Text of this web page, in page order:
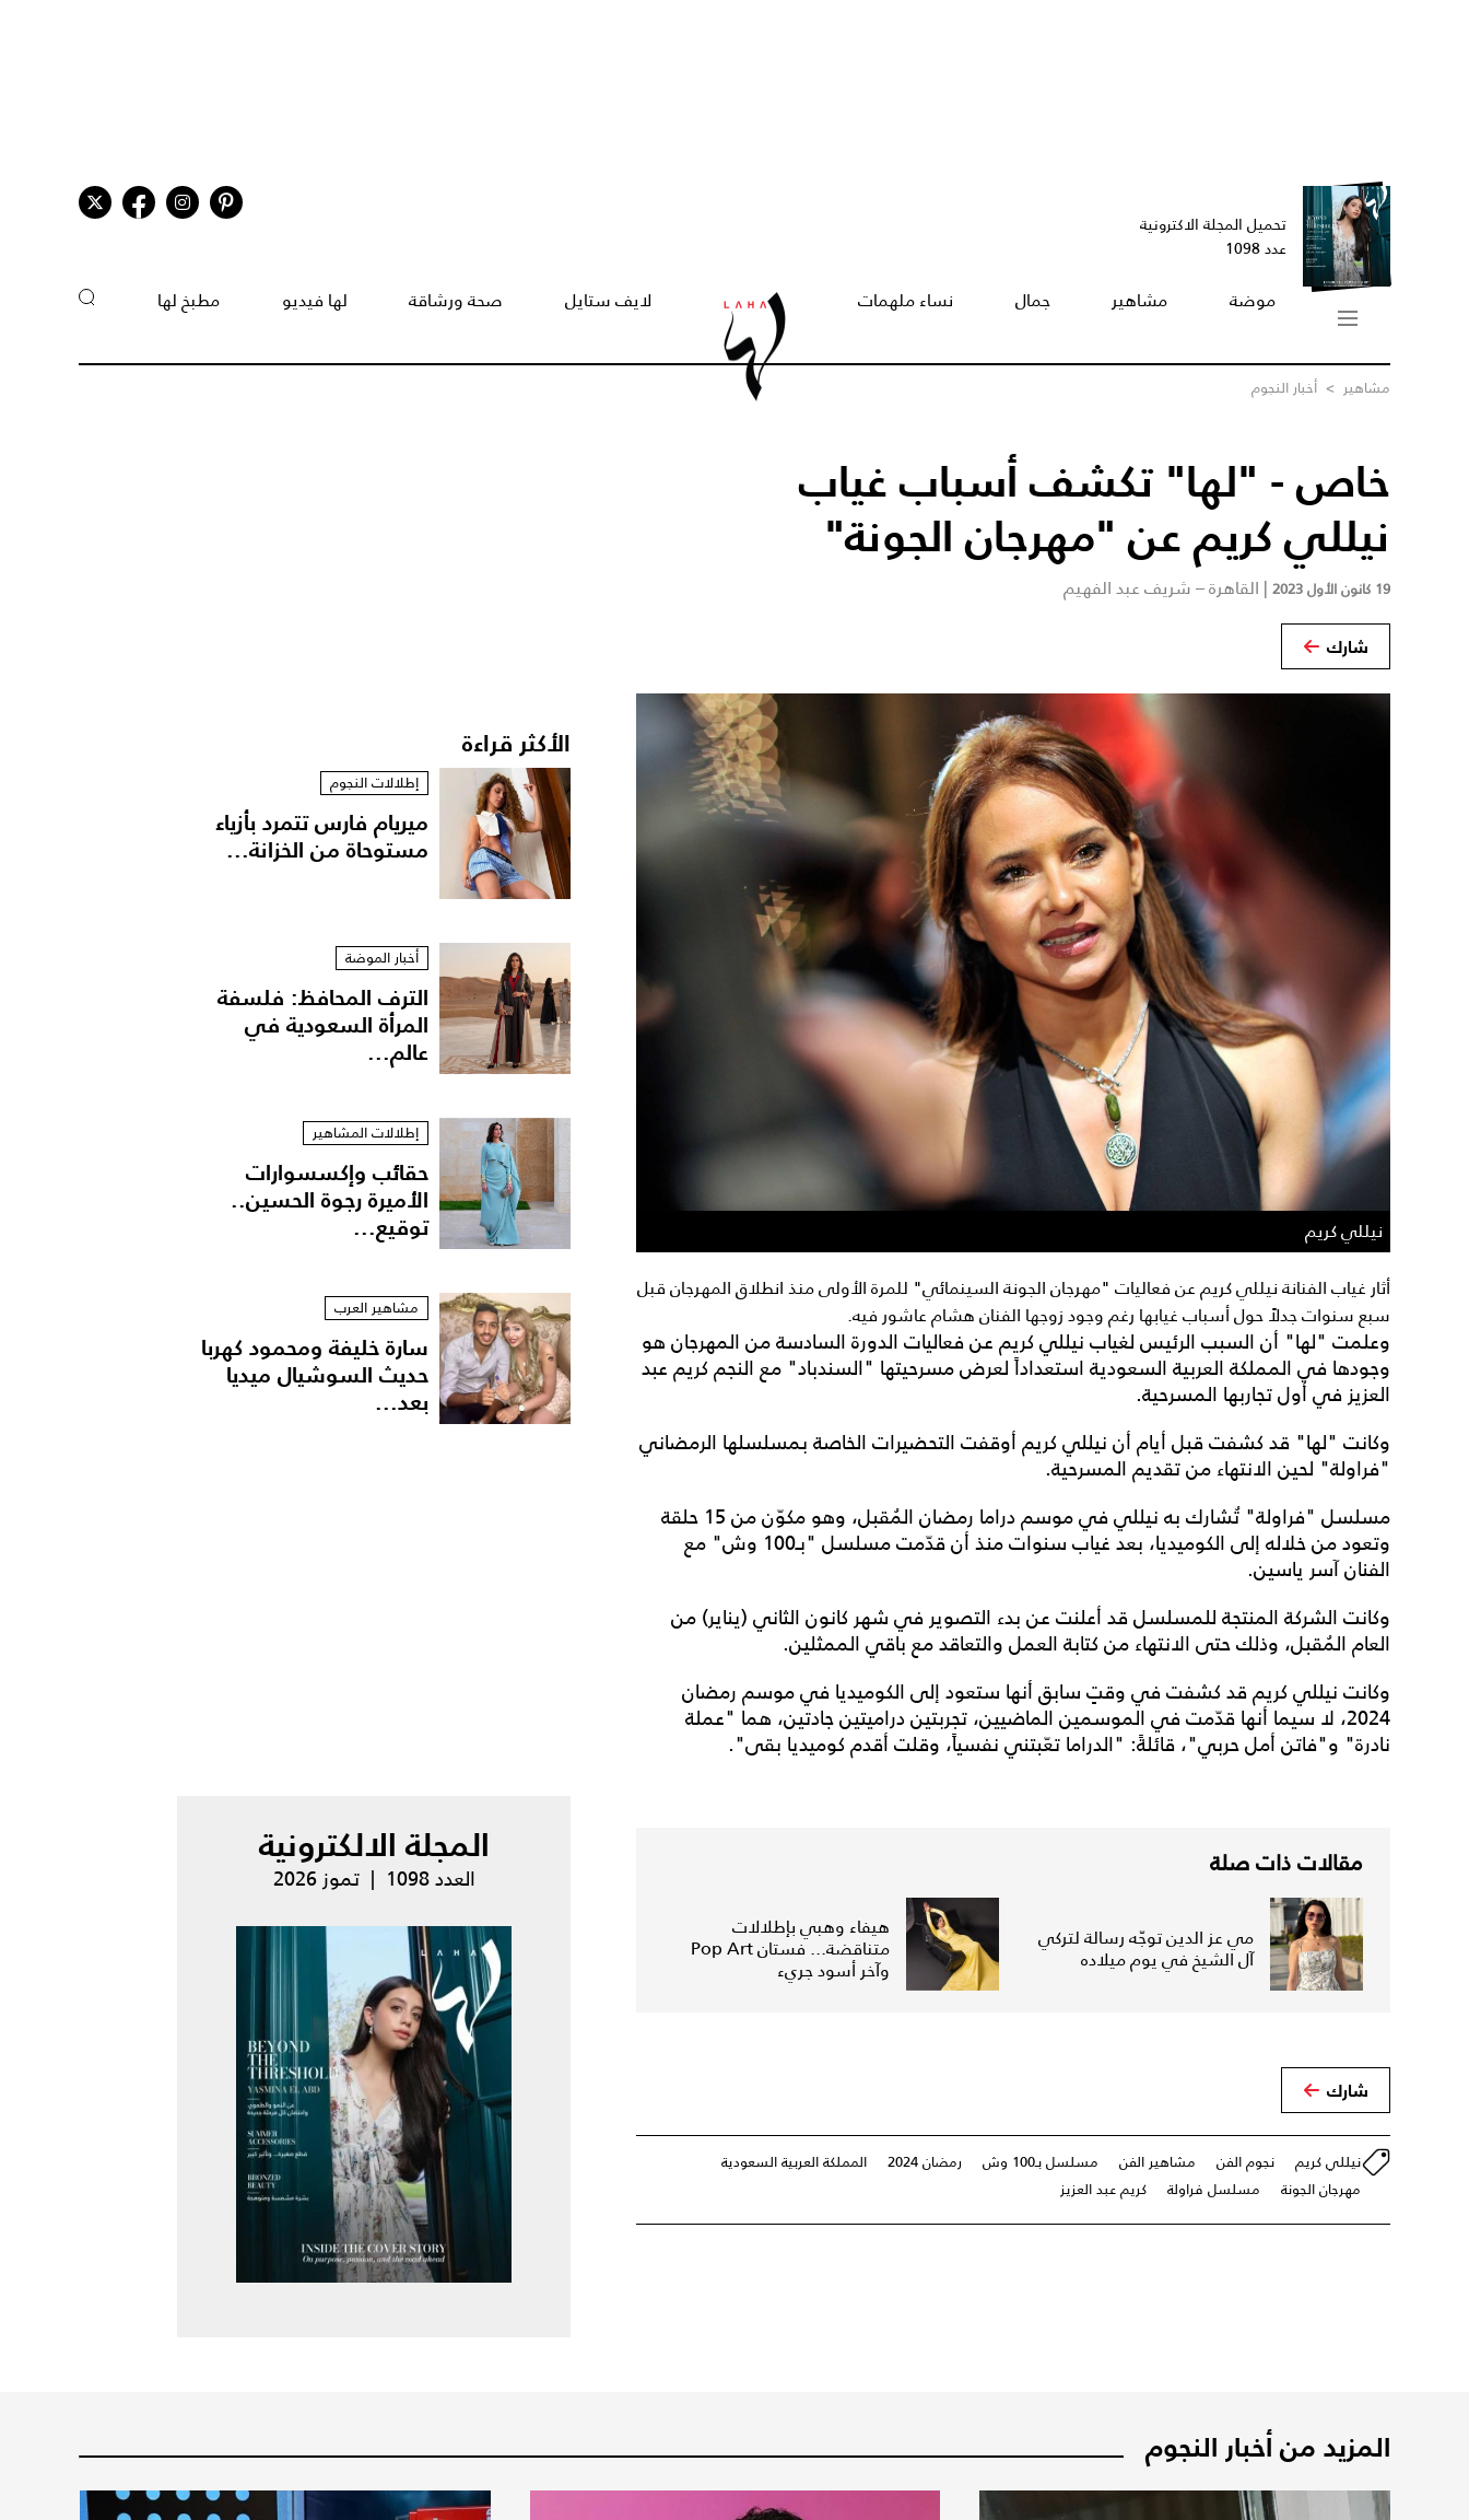
تحميل المجلة الاكترونية
عدد 1098
موضة مشاهير جمال نساء ملهمات لايف ستايل صحة ورشاقة لها فيديو مطبخ لها
مشاهير > أخبار النجوم
خاص - "لها" تكشف أسباب غياب
نيللي كريم عن "مهرجان الجونة"
19 كانون الأول 2023 | القاهرة – شريف عبد الفهيم
شارك
نيللي كريم
أثار غياب الفنانة نيللي كريم عن فعاليات "مهرجان الجونة السينمائي" للمرة الأولى منذ انطلاق المهرجان قبل
سبع سنوات جدلاً حول أسباب غيابها رغم وجود زوجها الفنان هشام عاشور فيه.
وعلمت "لها" أن السبب الرئيس لغياب نيللي كريم عن فعاليات الدورة السادسة من المهرجان هو
وجودها في المملكة العربية السعودية استعداداً لعرض مسرحيتها "السندباد" مع النجم كريم عبد
العزيز في أول تجاربها المسرحية.
وكانت "لها" قد كشفت قبل أيام أن نيللي كريم أوقفت التحضيرات الخاصة بمسلسلها الرمضاني
"فراولة" لحين الانتهاء من تقديم المسرحية.
مسلسل "فراولة" تُشارك به نيللي في موسم دراما رمضان المُقبل، وهو مكوّن من 15 حلقة
وتعود من خلاله إلى الكوميديا، بعد غياب سنوات منذ أن قدّمت مسلسل "بـ100 وش" مع
الفنان آسر ياسين.
وكانت الشركة المنتجة للمسلسل قد أعلنت عن بدء التصوير في شهر كانون الثاني (يناير) من
العام المُقبل، وذلك حتى الانتهاء من كتابة العمل والتعاقد مع باقي الممثلين.
وكانت نيللي كريم قد كشفت في وقتٍ سابق أنها ستعود إلى الكوميديا في موسم رمضان
2024، لا سيما أنها قدّمت في الموسمين الماضيين، تجربتين دراميتين جادتين، هما "عملة
نادرة" و"فاتن أمل حربي"، قائلةً: "الدراما تعّبتني نفسياً، وقلت أقدم كوميديا بقى".
مقالات ذات صلة
مي عز الدين توجّه رسالة لتركي
آل الشيخ في يوم ميلاده
هيفاء وهبي بإطلالات
متناقضة... فستان Pop Art
وآخر أسود جريء
شارك
نيللي كريم نجوم الفن مشاهير الفن مسلسل بـ100 وش رمضان 2024
المملكة العربية السعودية
مهرجان الجونة
مسلسل فراولة كريم عبد العزيز
الأكثر قراءة
إطلالات النجوم
ميريام فارس تتمرد بأزياء
مستوحاة من الخزانة...
أخبار الموضة
الترف المحافظ: فلسفة
المرأة السعودية في
عالم...
إطلالات المشاهير
حقائب وإكسسوارات
الأميرة رجوة الحسين..
توقيع...
مشاهير العرب
سارة خليفة ومحمود كهربا
حديث السوشيال ميديا
بعد...
المجلة الالكترونية
العدد 1098 | تموز 2026
المزيد من أخبار النجوم